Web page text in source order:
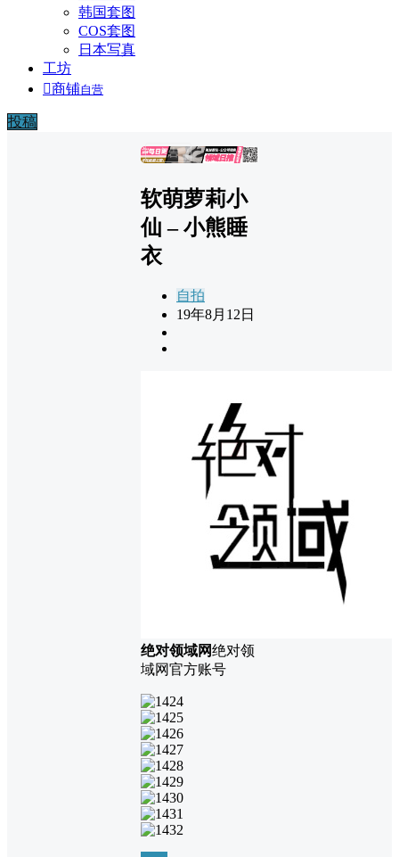
韩国套图
COS套图
日本写真
工坊
商铺自营
投稿
广告
软萌萝莉小
仙 – 小熊睡
衣
自拍
19年8月12日
绝对领域网绝对领
域网官方账号